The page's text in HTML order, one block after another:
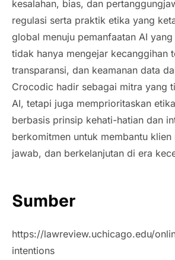
kesalahan, bias, dan
regulasi serta praktik etika yang
global menuju pemanfaatan AI
tidak hanya mengejar kecanggihan
transparansi, dan keamanan data
Crocodic hadir sebagai mitra yang
AI, tetapi juga memprioritaskan
berbasis prinsip kehati-hatian dan
berkomitmen untuk membantu
jawab, dan berkelanjutan di era
Sumber
https://lawreview.uchicago.edu/
intentions